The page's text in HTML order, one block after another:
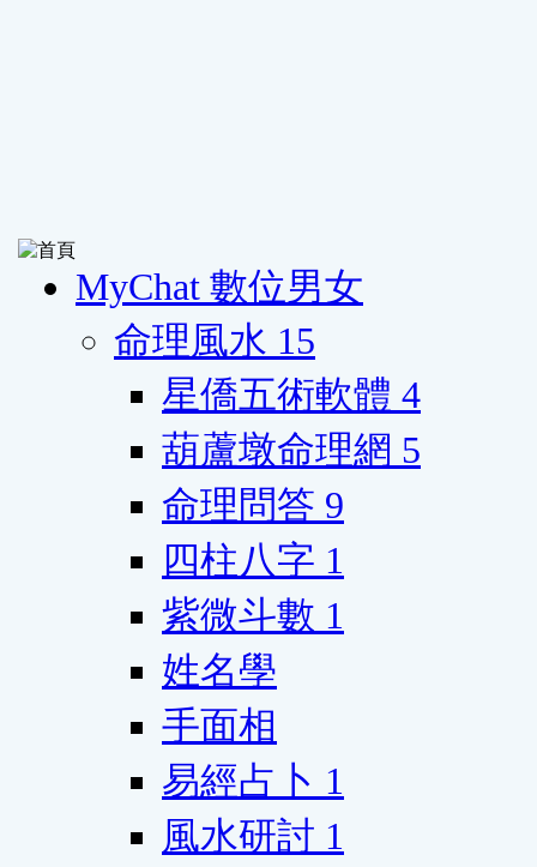
MyChat 數位男女
命理風水 15
星僑五術軟體 4
葫蘆墩命理網 5
命理問答 9
四柱八字 1
紫微斗數 1
姓名學
手面相
易經占卜 1
風水研討 1